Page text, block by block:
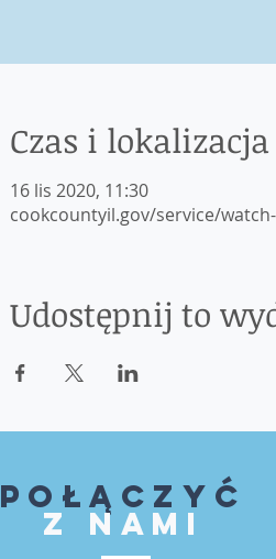
Czas i lokalizacja
16 lis 2020, 11:30
cookcountyil.gov/service/
Udostępnij to
Połączyć
z nami